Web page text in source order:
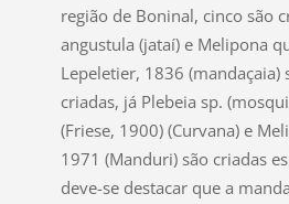
região de Boninal, cinco são
angustula (jataí) e Melipona
Lepeletier, 1836
criadas, já Plebeia sp.
(Friese, 1900) (Curvana) e
1971 (Manduri) são criadas
deve-se destacar que a